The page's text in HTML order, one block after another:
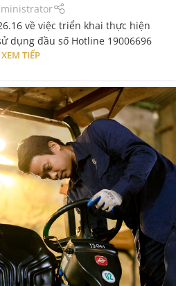
về việc triển khai thực hiện
dụng đầu số Hotline 19006696
XEM TIẾP